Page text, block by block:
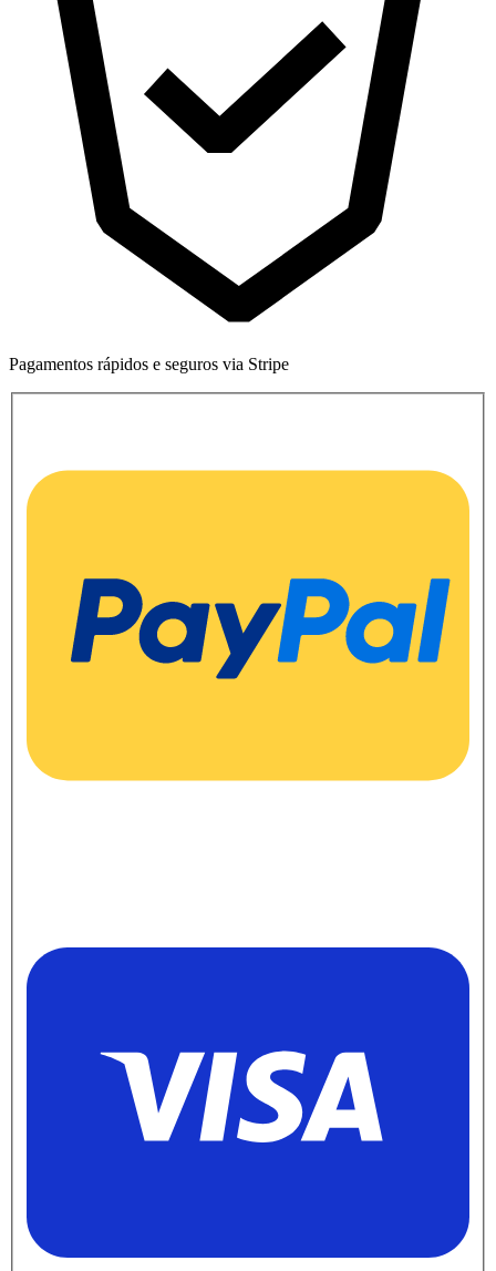
Pagamentos rápidos e seguros via Stripe